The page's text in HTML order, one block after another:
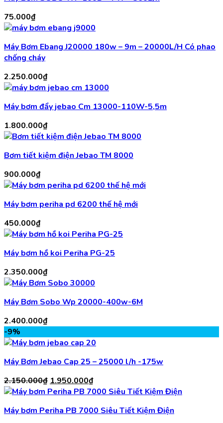
75.000₫
Máy Bơm Ebang J20000 180w – 9m – 20000L/H Có phao
chống cháy
2.250.000₫
Máy bơm đẩy jebao Cm 13000-110W-5,5m
1.800.000₫
Bơm tiết kiệm điện Jebao TM 8000
900.000₫
Máy bơm periha pd 6200 thế hệ mới
450.000₫
Máy bơm hồ koi Periha PG-25
2.350.000₫
Máy Bơm Sobo Wp 20000-400w-6M
2.400.000₫
-9%
Máy Bơm Jebao Cap 25 – 25000 l/h -175w
2.150.000₫ Giá
gốc
2.150.000₫.
1.950.000₫Giá
hiện
là:
Máy bơm Periha PB 7000 Siêu Tiết Kiệm Điện